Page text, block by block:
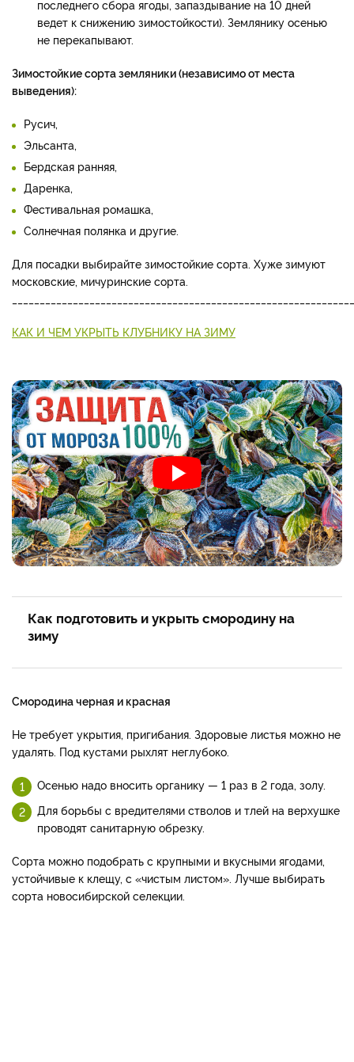
последнего сбора ягоды, запаздывание на 10 дней
ведет к снижению зи­мостойкости). Землянику осе­нью
не перекапывают.
Зимостойкие сорта земляники (незави­симо от места
выведения):
Ру­сич,
Эльсанта,
Бердская ран­няя,
Даренка,
Фестивальная ромашка,
Солнечная полянка и другие.
Для посадки выбирайте зимостой­кие сорта. Хуже зимуют
москов­ские, мичуринские сорта.
КАК И ЧЕМ УКРЫТЬ КЛУБНИКУ НА ЗИМУ
Как подготовить и укрыть смородину на
зиму
Смородина черная и крас­ная
Не требует укрытия, пригибания. Здоровые листья можно не
удалять. Под куста­ми рыхлят неглубоко.
Осенью надо вносить органику — 1 раз в 2 года, золу.
Для борьбы с вредителями стволов и тлей на верхушке
проводят санитарную обрезку.
Сорта можно подо­брать с крупными и вкусными ягодами,
устойчивые к клещу, с «чистым листом». Лучше вы­бирать
сорта новосибирской селекции.